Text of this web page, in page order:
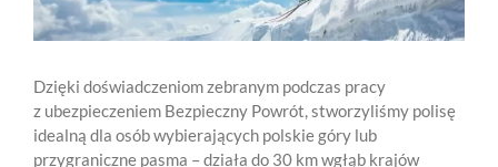
Dzięki doświadczeniom zebranym podczas pracy
z ubezpieczeniem Bezpieczny Powrót, stworzyliśmy polisę
idealną dla osób wybierających polskie góry lub
przygraniczne pasma – działa do 30 km wgłąb krajów